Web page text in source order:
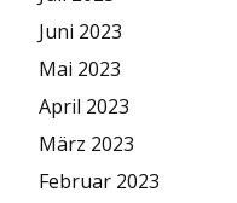
Juni 2023
Mai 2023
April 2023
März 2023
Februar 2023